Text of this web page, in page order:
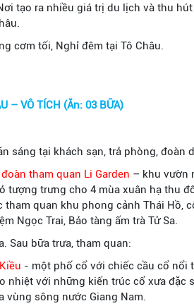
tạo ra nhiều giá trị du lịch và thu
cơm tối, Nghỉ đêm tại Tô Châu.
– VÔ TÍCH (Ăn: 03 BỮA)
sáng tại khách sạn, trả phòng, đoàn
tham quan Li Garden – khu vườn
tượng trưng cho 4 mùa xuân hạ thu
tham quan khu phong cảnh Thái Hồ,
Ngọc Trai, Bảo tàng ấm trà Tử Sa.
Sau bữa trưa, tham quan:
- một phố cổ với chiếc cầu cổ nổi
nhiệt với những kiến trúc cổ xưa đặc
vùng sông nước Giang Nam.